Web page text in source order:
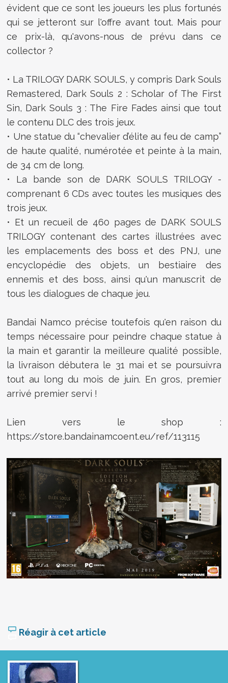
évident que ce sont les joueurs les plus fortunés
qui se jetteront sur l'offre avant tout. Mais pour
ce prix-là, qu'avons-nous de prévu dans ce
collector ?
• La TRILOGY DARK SOULS, y compris Dark Souls
Remastered, Dark Souls 2 : Scholar of The First
Sin, Dark Souls 3 : The Fire Fades ainsi que tout
le contenu DLC des trois jeux.
• Une statue du “chevalier d’élite au feu de camp”
de haute qualité, numérotée et peinte à la main,
de 34 cm de long.
• La bande son de DARK SOULS TRILOGY -
comprenant 6 CDs avec toutes les musiques des
trois jeux.
• Et un recueil de 460 pages de DARK SOULS
TRILOGY contenant des cartes illustrées avec
les emplacements des boss et des PNJ, une
encyclopédie des objets, un bestiaire des
ennemis et des boss, ainsi qu'un manuscrit de
tous les dialogues de chaque jeu.
Bandai Namco précise toutefois qu'en raison du
temps nécessaire pour peindre chaque statue à
la main et garantir la meilleure qualité possible,
la livraison débutera le 31 mai et se poursuivra
tout au long du mois de juin. En gros, premier
arrivé premier servi !
Lien vers le shop :
https://store.bandainamcoent.eu/ref/113115
Réagir à cet article